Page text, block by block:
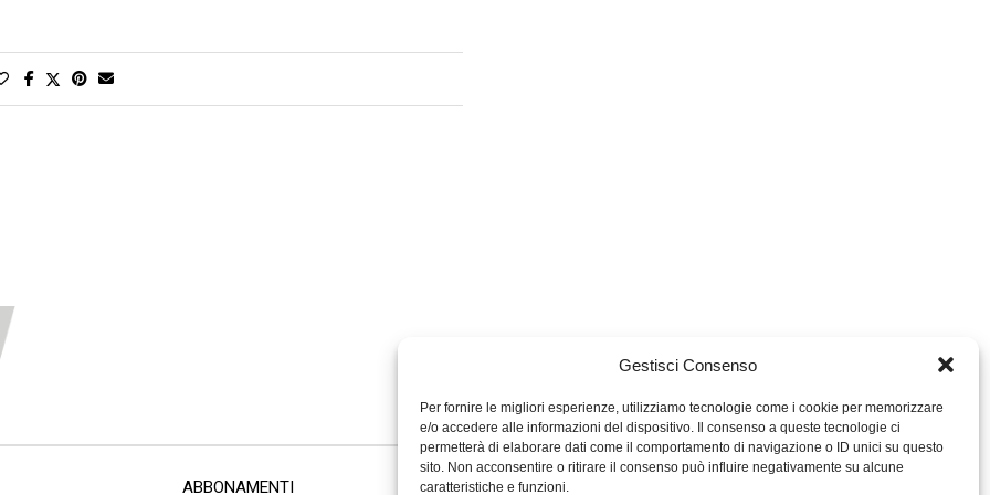
Gestisci Consenso
Per fornire le migliori esperienze, utilizziamo tecnologie come i cookie per memorizzare
e/o accedere alle informazioni del dispositivo. Il consenso a queste tecnologie ci
permetterà di elaborare dati come il comportamento di navigazione o ID unici su questo
sito. Non acconsentire o ritirare il consenso può influire negativamente su alcune
caratteristiche e funzioni.
ABBONAMENTI MIGROS TICINO